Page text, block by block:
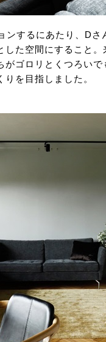
ンするにあたり、D
た空間にすること
ゴロリとくつろい
を目指しました。